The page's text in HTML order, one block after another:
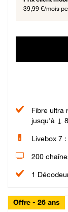
39,99 €/mois
Fibre ultra
jusqu'à ↓
Livebox 7
200
1
Offre - 26 ans